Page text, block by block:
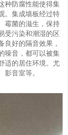
种防腐性能使得集
。集成墙板经过特
霉菌的滋生，保持
受污染和潮湿的区
良好的隔音效果，
噪音，都可以被集
适的居住环境。尤
影音室等。